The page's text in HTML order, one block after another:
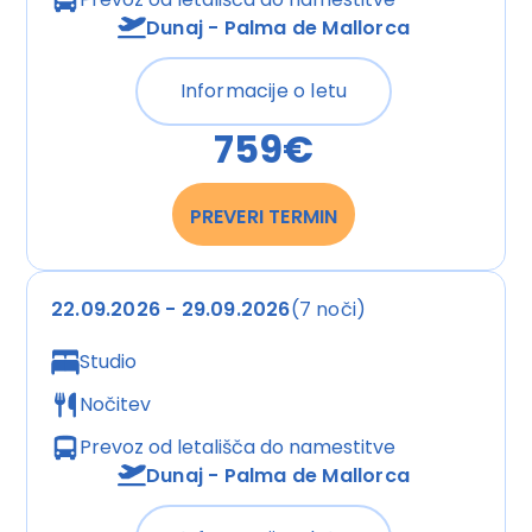
Check-in von: 14:00:00
Check-out bis: 11:00:00
Konferenzraum
Hoteleröffnung: 1988
WLAN/WiFi im Hotel
Letzte umfassende Renovierung: 2003
Lift
Anzahl der Konferenzräume: 1
Anzahl der Aufzüge: 1
Rezeption
Zimmerservice
Sonnenterrasse
Gesamtanzahl der Stockwerke: 3
Dunaj - Palma de Mallorca
Informacije o letu
759€
PREVERI TERMIN
22.09.2026 - 29.09.2026(7 noči)
Studio
Nočitev
Prevoz od letališča do namestitve
Dunaj - Palma de Mallorca